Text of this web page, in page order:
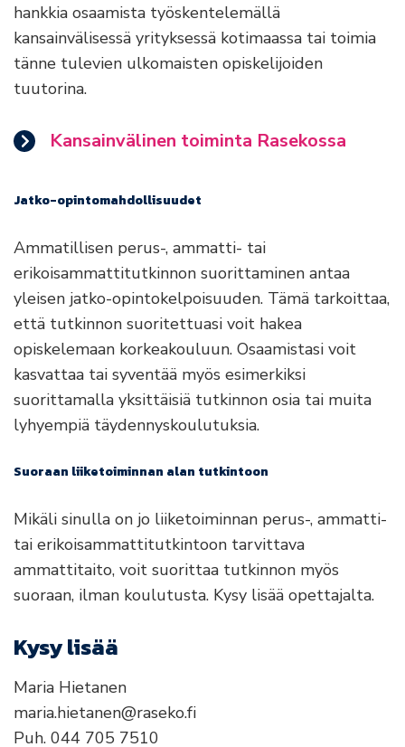
hankkia osaamista työskentelemällä
kansainvälisessä yrityksessä kotimaassa tai toimia
tänne tulevien ulkomaisten opiskelijoiden
tuutorina.
Kansainvälinen toiminta Rasekossa
Jatko-opintomahdollisuudet
Ammatillisen perus-, ammatti- tai
erikoisammattitutkinnon suorittaminen antaa
yleisen jatko-opintokelpoisuuden. Tämä tarkoittaa,
että tutkinnon suoritettuasi voit hakea
opiskelemaan korkeakouluun. Osaamistasi voit
kasvattaa tai syventää myös esimerkiksi
suorittamalla yksittäisiä tutkinnon osia tai muita
lyhyempiä täydennyskoulutuksia.
Suoraan liiketoiminnan alan tutkintoon
Mikäli sinulla on jo liiketoiminnan perus-, ammatti-
tai erikoisammattitutkintoon tarvittava
ammattitaito, voit suorittaa tutkinnon myös
suoraan, ilman koulutusta. Kysy lisää opettajalta.
Kysy lisää
Maria Hietanen
maria.hietanen@raseko.fi
Puh. 044 705 7510